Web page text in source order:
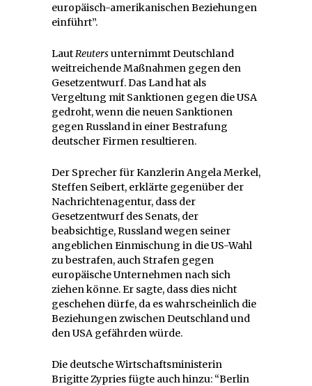
europäisch-amerikanischen Beziehungen
einführt”.
LautReutersunternimmt Deutschland
weitreichende Maßnahmen gegen den
Gesetzentwurf. Das Land hat als
Vergeltung mit Sanktionen gegen die USA
gedroht, wenn die neuen Sanktionen
gegen Russland in einer Bestrafung
deutscher Firmen resultieren.
Der Sprecher für Kanzlerin Angela Merkel,
Steffen Seibert, erklärte gegenüber der
Nachrichtenagentur, dass der
Gesetzentwurf des Senats, der
beabsichtige, Russland wegen seiner
angeblichen Einmischung in die US-Wahl
zu bestrafen, auch Strafen gegen
europäische Unternehmen nach sich
ziehen könne. Er sagte, dass dies nicht
geschehen dürfe, da es wahrscheinlich die
Beziehungen zwischen Deutschland und
den USA gefährden würde.
Die deutsche Wirtschaftsministerin
Brigitte Zypries fügte auch hinzu: “Berlin